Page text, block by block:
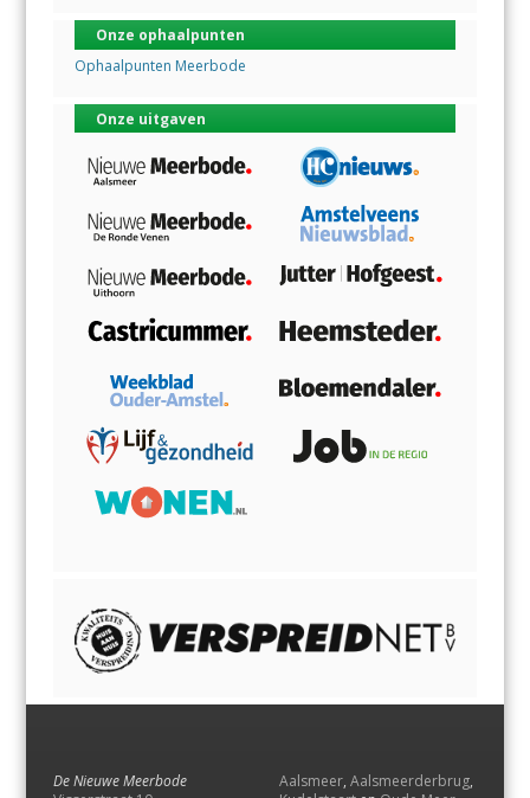
Onze ophaalpunten
Ophaalpunten Meerbode
Onze uitgaven
De Nieuwe Meerbode
Aalsmeer, Aalsmeerderbrug,